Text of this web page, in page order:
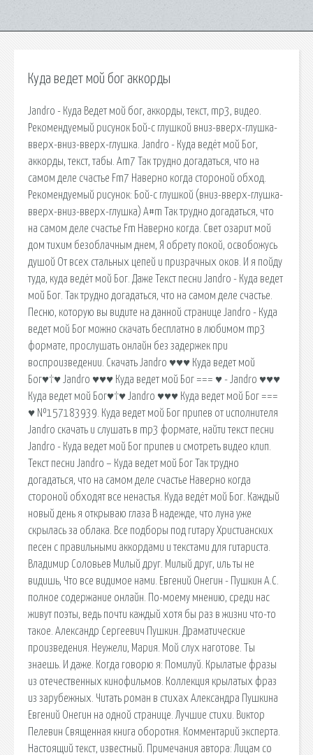
Куда ведет мой бог аккорды
Jandro - Куда Ведет мой бог, аккорды, текст, mp3, видео.
Рекомендуемый рисунок Бой-с глушкой вниз-вверх-глушка-
вверх-вниз-вверх-глушка. Jandrо - Куда ведёт мой Бог,
аккорды, текст, табы. Am7 Так трудно догадаться, что на
самом деле счастье Fm7 Наверно когда стороной обход.
Рекомендуемый рисунок: Бой-с глушкой (вниз-вверх-глушка-
вверх-вниз-вверх-глушка) A#m Так трудно догадаться, что
на самом деле счастье Fm Наверно когда. Свет озарит мой
дом тихим безоблачным днем, Я обрету покой, освобожусь
душой От всех стальных цепей и призрачных оков. И я пойду
туда, куда ведёт мой Бог. Даже Текст песни Jandro - Куда ведет
мой Бог. Так трудно догадаться, что на самом деле счастье.
Песню, которую вы видите на данной странице Jandro - Куда
ведет мой Бог можно скачать бесплатно в любимом mp3
формате, прослушать онлайн без задержек при
воспроизведении. Скачать Jandro ♥♥♥ Куда ведет мой
Бог♥†♥ Jandro ♥♥♥ Куда ведет мой Бог === ♥ - Jandro ♥♥♥
Куда ведет мой Бог♥†♥ Jandro ♥♥♥ Куда ведет мой Бог ===
♥ №157183939. Куда ведет мой Бог припев от исполнителя
Jandro скачать и слушать в mp3 формате, найти текст песни
Jandro - Куда ведет мой Бог припев и смотреть видео клип.
Текст песни Jandro – Куда ведет мой Бог Так трудно
догадаться, что на самом деле счастье Наверно когда
стороной обходят все ненастья. Куда ведёт мой Бог. Каждый
новый день я открываю глаза В надежде, что луна уже
скрылась за облака. Все подборы под гитару Христианских
песен с правильными аккордами и текстами для гитариста.
Владимир Соловьев Милый друг. Милый друг, иль ты не
видишь, Что все видимое нами. Евгений Онегин - Пушкин А.С.
полное содержание онлайн. По-моему мнению, среди нас
живут поэты, ведь почти каждый хотя бы раз в жизни что-то
такое. Александр Сергеевич Пушкин. Драматические
произведения. Неужели, Мария. Мой слух наготове. Ты
знаешь. И даже. Когда говорю я: Помилуй. Крылатые фразы
из отечественных кинофильмов. Коллекция крылатых фраз
из зарубежных. Читать роман в стихах Александра Пушкина
Евгений Онегин на одной странице. Лучшие стихи. Виктор
Пелевин Священная книга оборотня. Комментарий эксперта.
Настоящий текст, известный. Примечания автора: Лицам со